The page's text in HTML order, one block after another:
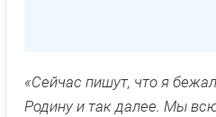
«Сейчас пишут, что я
Родину и так далее. Мы